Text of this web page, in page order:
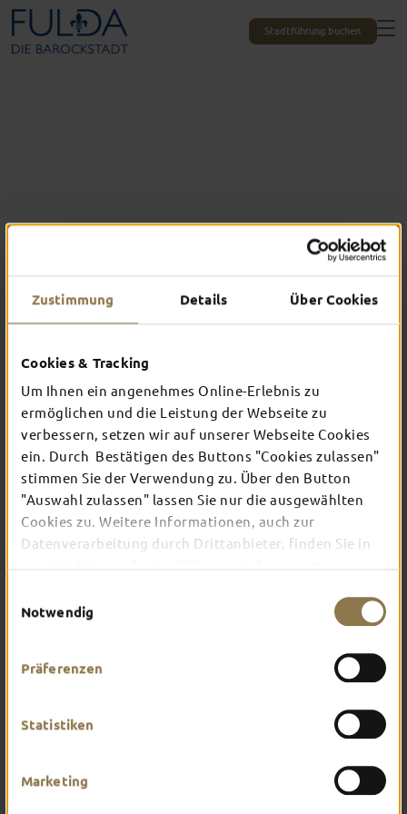
Zustimmung Details Über Cookies
Cookies & Tracking
Um Ihnen ein angenehmes Online-Erlebnis zu
ermöglichen und die Leistung der Webseite zu
verbessern, setzen wir auf unserer Webseite Cookies
ein. Durch Bestätigen des Buttons "Cookies zulassen"
stimmen Sie der Verwendung zu. Über den Button
"Auswahl zulassen" lassen Sie nur die ausgewählten
Cookies zu. Weitere Informationen, auch zur
Datenverarbeitung durch Drittanbieter, finden Sie in
Notwendig
Präferenzen
Statistiken
Marketing
Stadtführung buchen
Das erlebst du nur in Fulda
TOP-EVENTS
In Fulda ist irgendwo immer etwas los: Ob
Konzert, Musical, Erlebnis-Stadtführung oder
Theater – entdecke hier aktuelle Veranstaltungen
und Highlights in und um Fulda.